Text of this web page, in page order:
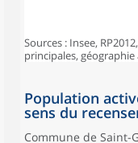
Sources : Insee,
principales,
Population
sens du
Commune de Saint-